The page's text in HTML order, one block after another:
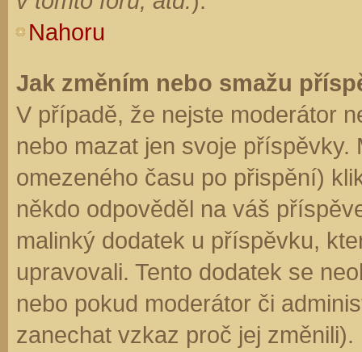
Nahoru
Jak změním nebo smažu
V případě, že nejste moderátor
nebo mazat jen svoje
omezeného času po přispění)
někdo odpověděl na váš
malinký dodatek u příspěvku,
upravovali. Tento dodatek se
nebo pokud moderátor či
zanechat vzkaz proč jej